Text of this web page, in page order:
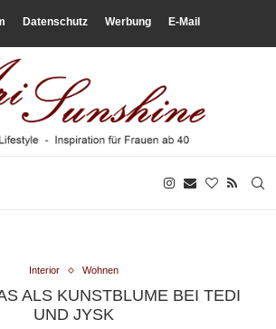
Datenschutz Werbung E-Mail
Interior Wohnen
ALS KUNSTBLUME BEI TEDI
UND JYSK